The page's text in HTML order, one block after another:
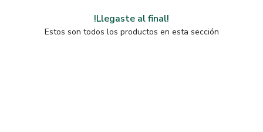
!Llegaste al final!
Estos son todos los productos en esta sección